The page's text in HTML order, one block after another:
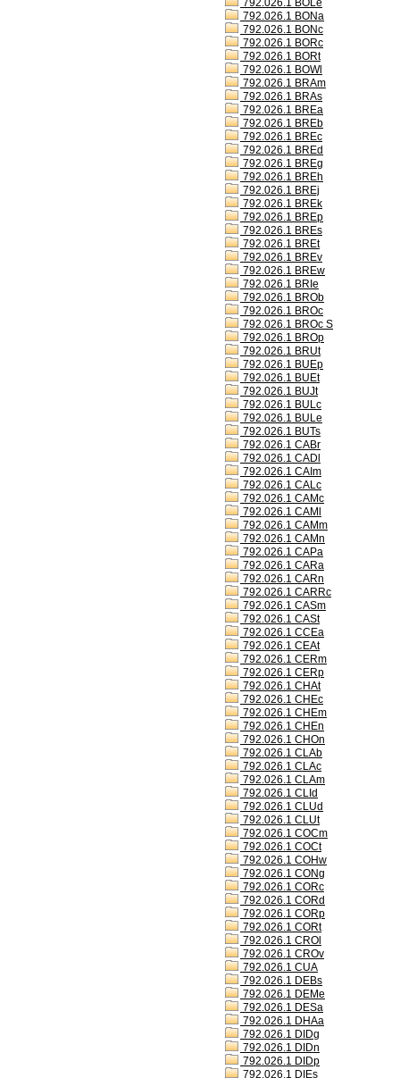
792.026.1 BOLe
792.026.1 BONa
792.026.1 BONc
792.026.1 BORc
792.026.1 BORt
792.026.1 BOWl
792.026.1 BRAm
792.026.1 BRAs
792.026.1 BREa
792.026.1 BREb
792.026.1 BREc
792.026.1 BREd
792.026.1 BREg
792.026.1 BREh
792.026.1 BREj
792.026.1 BREk
792.026.1 BREp
792.026.1 BREs
792.026.1 BREt
792.026.1 BREv
792.026.1 BREw
792.026.1 BRIe
792.026.1 BROb
792.026.1 BROc
792.026.1 BROc S
792.026.1 BROp
792.026.1 BRUt
792.026.1 BUEp
792.026.1 BUEt
792.026.1 BUJt
792.026.1 BULc
792.026.1 BULe
792.026.1 BUTs
792.026.1 CABr
792.026.1 CADl
792.026.1 CAIm
792.026.1 CALc
792.026.1 CAMc
792.026.1 CAMl
792.026.1 CAMm
792.026.1 CAMn
792.026.1 CAPa
792.026.1 CARa
792.026.1 CARn
792.026.1 CARRc
792.026.1 CASm
792.026.1 CASt
792.026.1 CCEa
792.026.1 CEAt
792.026.1 CERm
792.026.1 CERp
792.026.1 CHAt
792.026.1 CHEc
792.026.1 CHEm
792.026.1 CHEn
792.026.1 CHOn
792.026.1 CLAb
792.026.1 CLAc
792.026.1 CLAm
792.026.1 CLId
792.026.1 CLUd
792.026.1 CLUt
792.026.1 COCm
792.026.1 COCt
792.026.1 COHw
792.026.1 CONg
792.026.1 CORc
792.026.1 CORd
792.026.1 CORp
792.026.1 CORt
792.026.1 CROl
792.026.1 CROv
792.026.1 CUA
792.026.1 DEBs
792.026.1 DEMe
792.026.1 DESa
792.026.1 DHAa
792.026.1 DIDg
792.026.1 DIDn
792.026.1 DIDp
792.026.1 DIEs